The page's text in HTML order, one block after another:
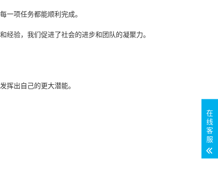
一项任务都能顺利完成。
验，我们促进了社会的进步和团队的凝聚力。
挥出自己的更大潜能。
在
线
客
服